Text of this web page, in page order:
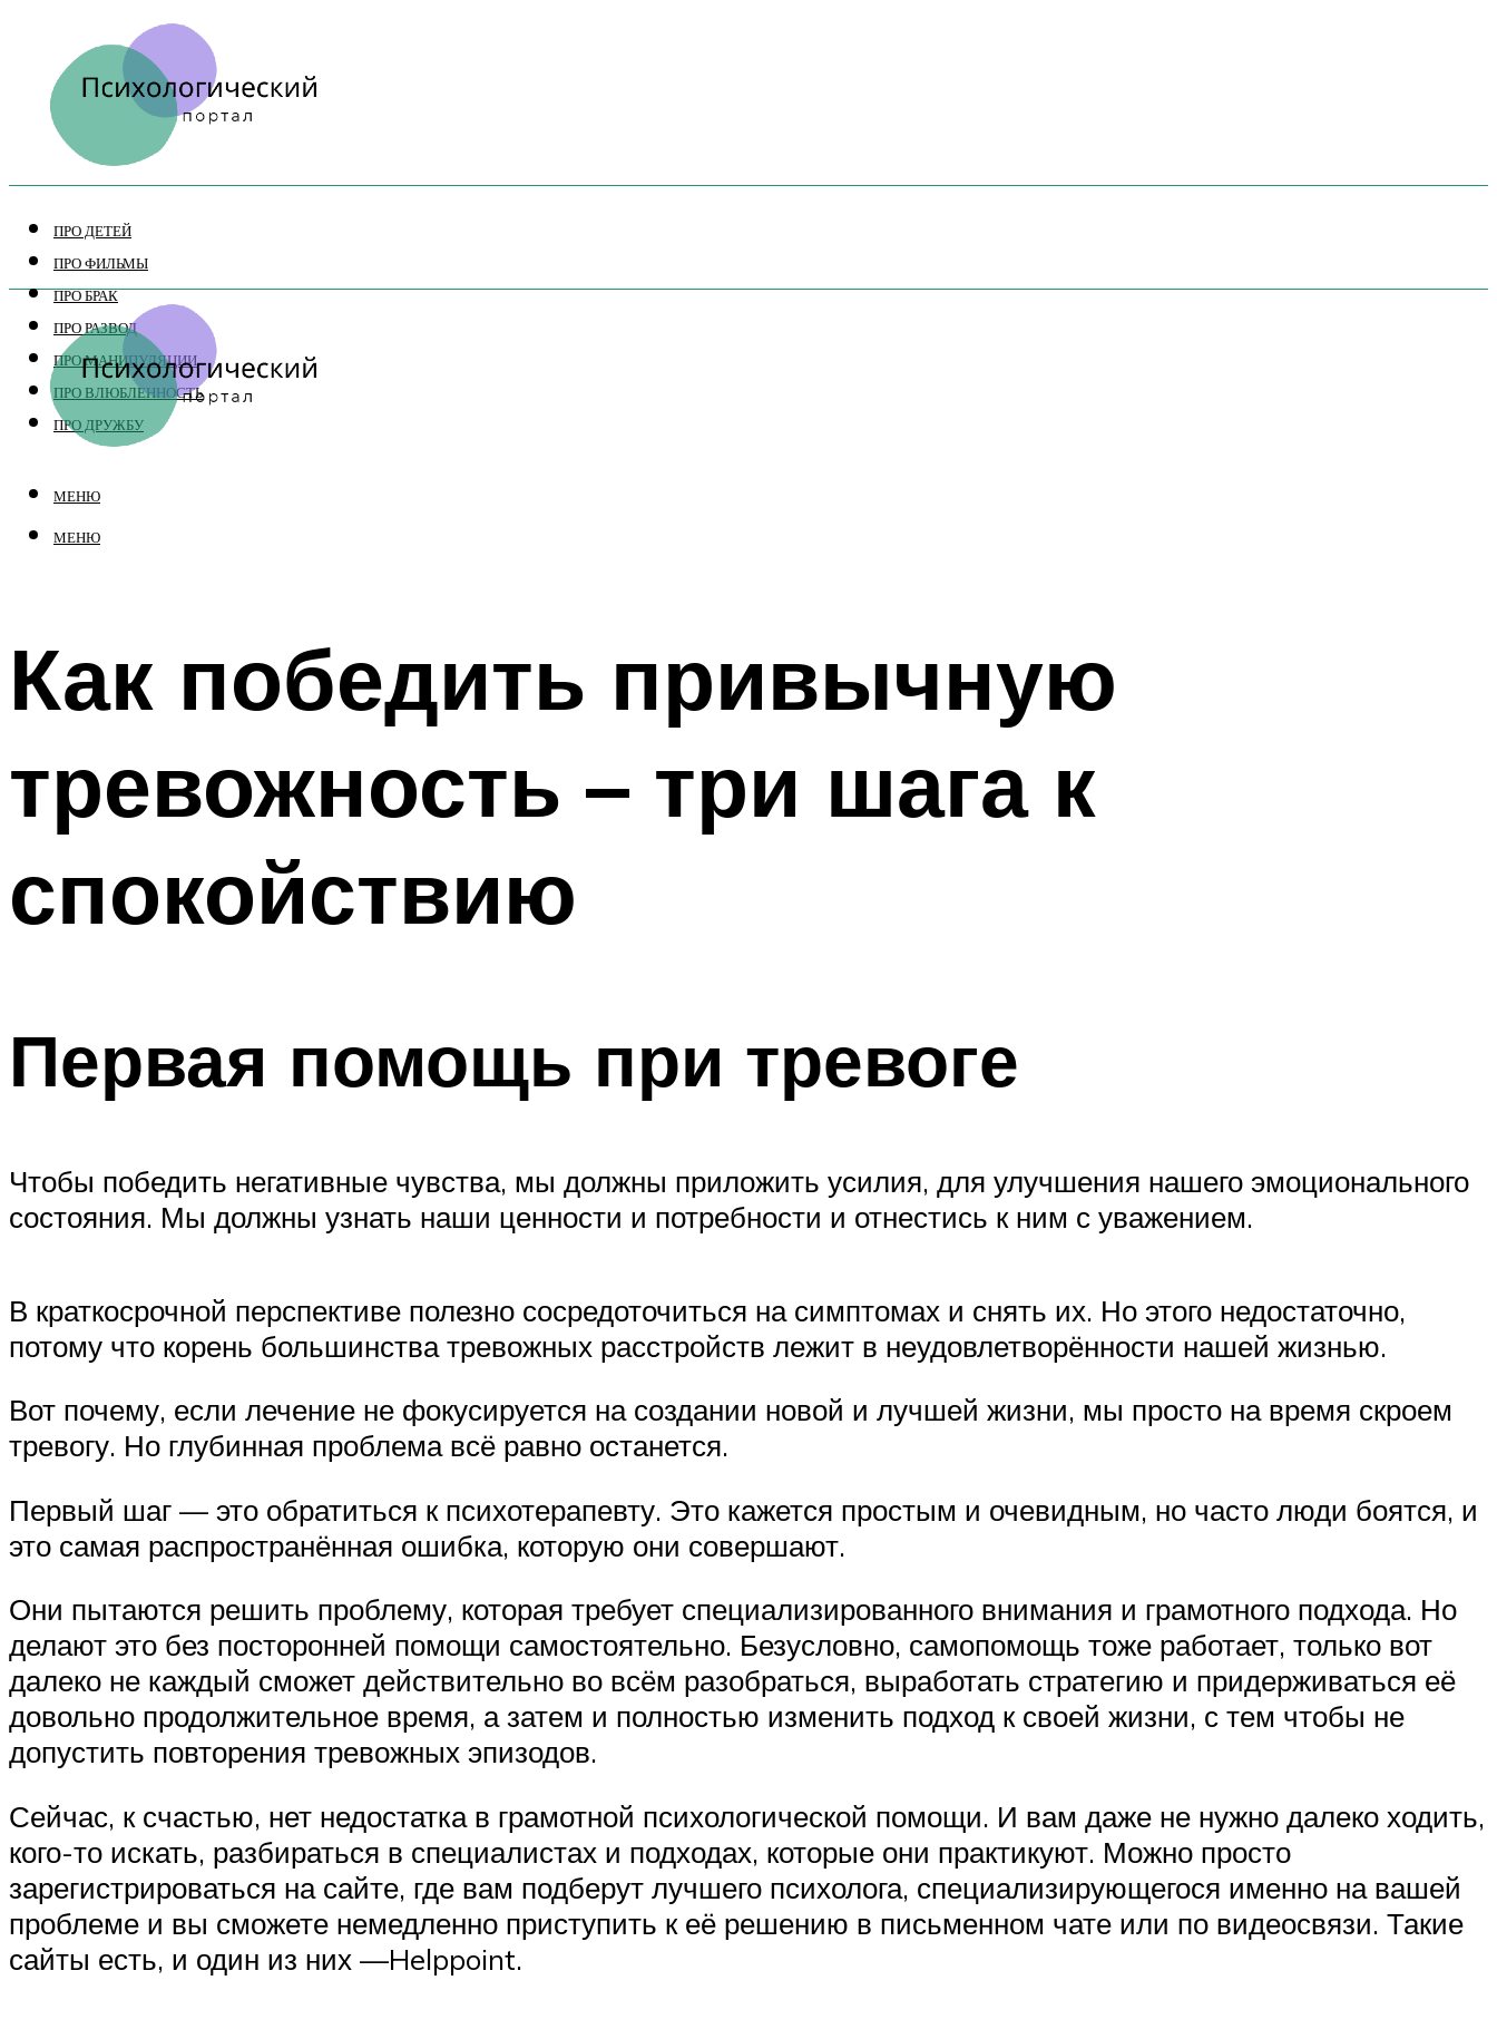
ПРО ДЕТЕЙ
ПРО ФИЛЬМЫ
ПРО БРАК
ПРО РАЗВОД
ПРО МАНИПУЛЯЦИИ
ПРО ВЛЮБЛЕННОСТЬ
ПРО ДРУЖБУ
МЕНЮ
МЕНЮ
Как победить привычную
тревожность – три шага к
спокойствию
Первая помощь при тревоге
Чтобы победить негативные чувства, мы должны приложить усилия, для улучшения нашего эмоционального
состояния. Мы должны узнать наши ценности и потребности и отнестись к ним с уважением.
В краткосрочной перспективе полезно сосредоточиться на симптомах и снять их. Но этого недостаточно,
потому что корень большинства тревожных расстройств лежит в неудовлетворённости нашей жизнью.
Вот почему, если лечение не фокусируется на создании новой и лучшей жизни, мы просто на время скроем
тревогу. Но глубинная проблема всё равно останется.
Первый шаг — это обратиться к психотерапевту. Это кажется простым и очевидным, но часто люди боятся, и
это самая распространённая ошибка, которую они совершают.
Они пытаются решить проблему, которая требует специализированного внимания и грамотного подхода. Но
делают это без посторонней помощи самостоятельно. Безусловно, самопомощь тоже работает, только вот
далеко не каждый сможет действительно во всём разобраться, выработать стратегию и придерживаться её
довольно продолжительное время, а затем и полностью изменить подход к своей жизни, с тем чтобы не
допустить повторения тревожных эпизодов.
Сейчас, к счастью, нет недостатка в грамотной психологической помощи. И вам даже не нужно далеко ходить,
кого-то искать, разбираться в специалистах и подходах, которые они практикуют. Можно просто
зарегистрироваться на сайте, где вам подберут лучшего психолога, специализирующегося именно на вашей
проблеме и вы сможете немедленно приступить к её решению в письменном чате или по видеосвязи. Такие
сайты есть, и один из них —Helppoint.